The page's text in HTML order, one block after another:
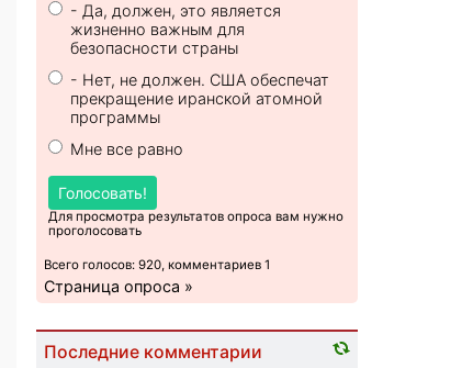
- Да, должен, это является
жизненно важным для
безопасности страны
- Нет, не должен. США обеспечат
прекращение иранской атомной
программы
Мне все равно
Голосовать!
Для просмотра результатов опроса вам нужно
проголосовать
Всего голосов: 920, комментариев 1
Страница опроса »
Последние комментарии